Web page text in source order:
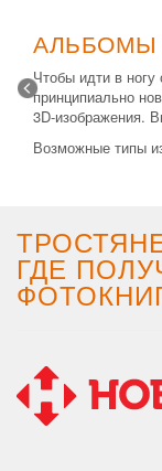
АЛЬБОМЫ
Чтобы идти в
принципиально
3D-изображения.
Возможные типы
ГДЕ